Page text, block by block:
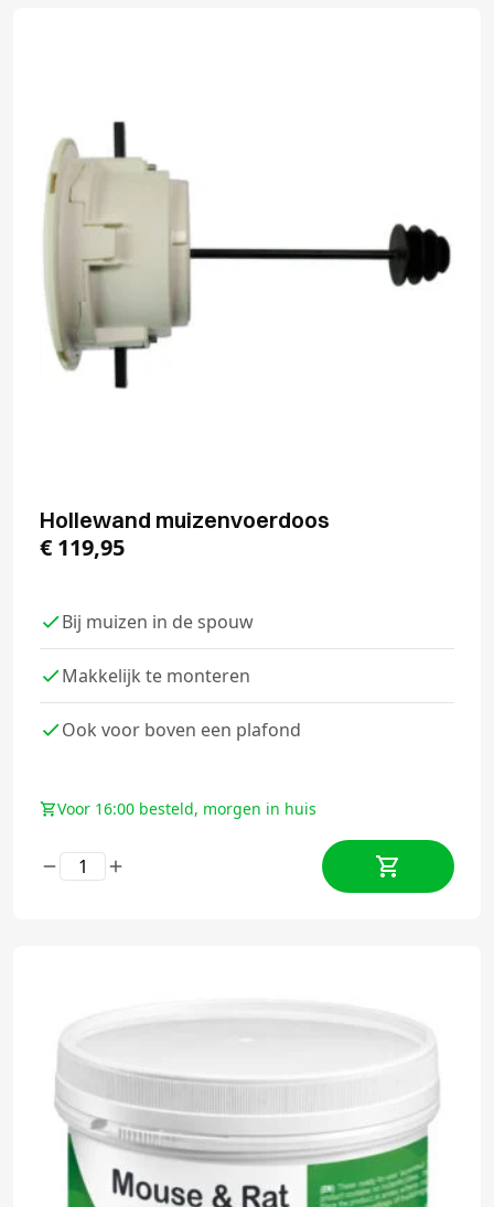
Hollewand muizenvoerdoos
€ 119,95
Bij muizen in de spouw
Makkelijk te monteren
Ook voor boven een plafond
Voor 16:00 besteld, morgen in huis